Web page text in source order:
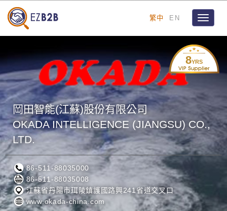
繁中 EN
Toggle
8YRS
岡田智能(江蘇)股份有限公司
OKADA INTELLIGENCE (JIANGSU) CO.,
LTD.
86-511-88035000
86-511-88035008
江蘇省丹陽市珥陵鎮護國路興241省道交叉口
www.okada-china.com